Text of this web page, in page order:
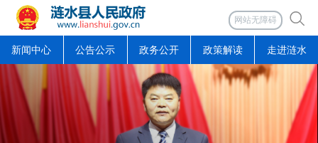
网站无障碍
新闻中心 公告公示 政务公开 政策解读 走进涟水